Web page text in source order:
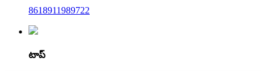
8618911989722
టాప్